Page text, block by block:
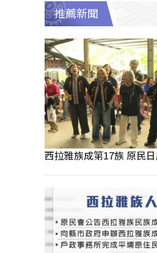
推薦新聞
西拉雅族成第17族 原民